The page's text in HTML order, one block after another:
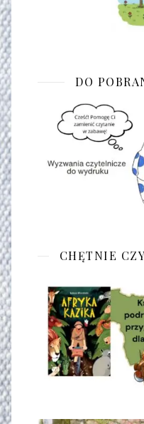
DO
CHĘTNIE